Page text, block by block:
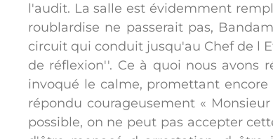
l'audit. La salle est évidemment
roublardise ne passerait pas,
circuit qui conduit jusqu'au Chef de l
de réflexion''. Ce à quoi nous avons
invoqué le calme, promettant
répondu courageusement «
possible, on ne peut pas accepter